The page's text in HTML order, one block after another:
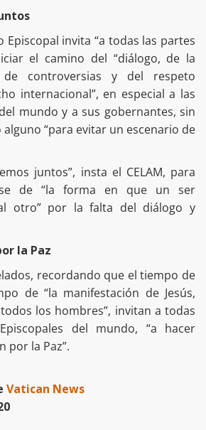
Episcopal invita “a todas las partes
el camino del “diálogo, de la
de controversias y del respeto
internacional”, en especial a las
mundo y a sus gobernantes, sin
“para evitar un escenario de
juntos”, insta el CELAM, para
de “la forma en que un ser
otro” por la falta del diálogo y
la Paz
recordando que el tiempo de
de “la manifestación de Jesús,
los hombres”, invitan a todas
del mundo, “a hacer
por la Paz”.
Vatican News